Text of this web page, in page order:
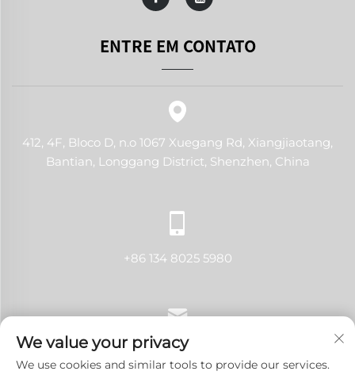
ENTRE EM CONTATO
412, 4F, Bloco D, n.o 1067 Xuegang Rd, Xiangjiaotang,
Bantian, Longgang District, Shenzhen, China
+86 134 8025 5980
[email protected]
We value your privacy
We use cookies and similar tools to provide our services.